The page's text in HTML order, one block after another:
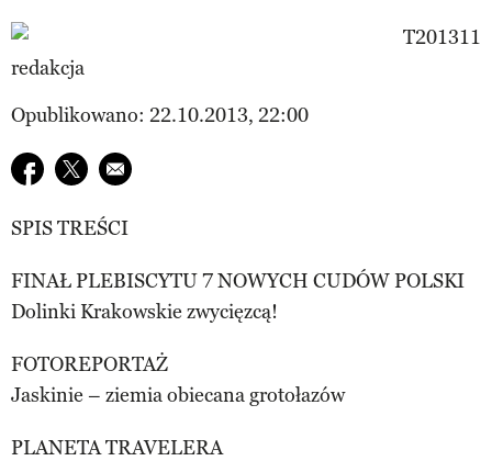
redakcja
Opublikowano: 22.10.2013, 22:00
Udostępnij na facebook
Udostępnij na twitter
E-mail do przyjaciela
SPIS TREŚCI
FINAŁ PLEBISCYTU 7 NOWYCH CUDÓW POLSKI
Dolinki Krakowskie zwycięzcą!
FOTOREPORTAŻ
Jaskinie – ziemia obiecana grotołazów
PLANETA TRAVELERA